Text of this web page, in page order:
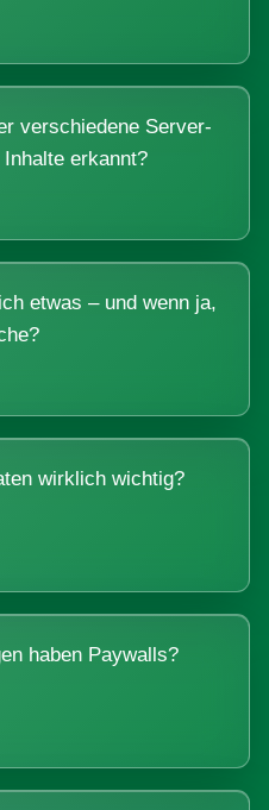
verschiedene Server-
erkannt?
etwas – und wenn ja,
wirklich wichtig?
haben Paywalls?